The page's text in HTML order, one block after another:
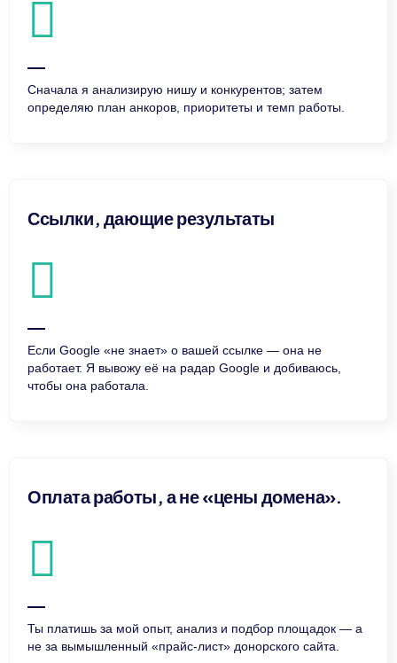
Сначала я анализирую нишу и конкурентов; затем
определяю план анкоров, приоритеты и темп работы.
Ссылки, дающие результаты
Если Google «не знает» о вашей ссылке — она не
работает. Я вывожу её на радар Google и добиваюсь,
чтобы она работала.
Оплата работы, а не «цены домена».
Ты платишь за мой опыт, анализ и подбор площадок — а
не за вымышленный «прайс-лист» донорского сайта.